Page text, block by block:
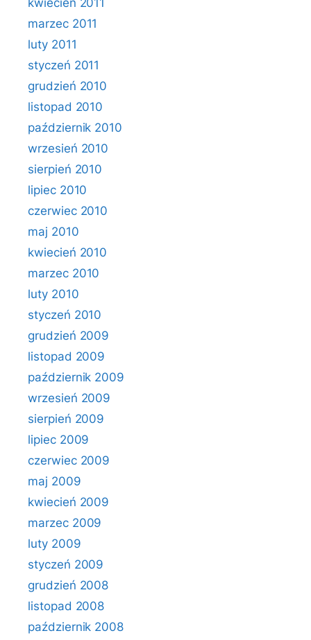
kwiecień 2011
marzec 2011
luty 2011
styczeń 2011
grudzień 2010
listopad 2010
październik 2010
wrzesień 2010
sierpień 2010
lipiec 2010
czerwiec 2010
maj 2010
kwiecień 2010
marzec 2010
luty 2010
styczeń 2010
grudzień 2009
listopad 2009
październik 2009
wrzesień 2009
sierpień 2009
lipiec 2009
czerwiec 2009
maj 2009
kwiecień 2009
marzec 2009
luty 2009
styczeń 2009
grudzień 2008
listopad 2008
październik 2008